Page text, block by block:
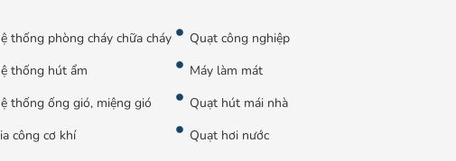
thống phòng cháy chữa cháy
thống hút ẩm
thống ống gió, miệng gió
công cơ khí
Quạt công nghiệp
Máy làm mát
Quạt hút mái nhà
Quạt hơi nước